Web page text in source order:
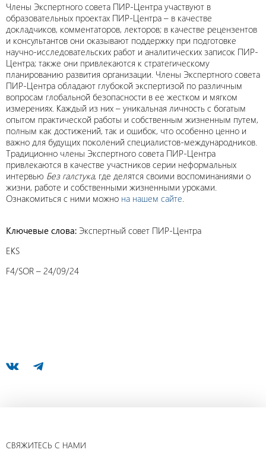
Члены Экспертного совета ПИР-Центра участвуют в
образовательных проектах ПИР-Центра – в качестве
докладчиков, комментаторов, лекторов; в качестве рецензентов
и консультантов они оказывают поддержку при подготовке
научно-исследовательских работ и аналитических записок ПИР-
Центра; также они привлекаются к стратегическому
планированию развития организации. Члены Экспертного совета
ПИР-Центра обладают глубокой экспертизой по различным
вопросам глобальной безопасности в ее жестком и мягком
измерениях. Каждый из них – уникальная личность с богатым
опытом практической работы и собственным жизненным путем,
полным как достижений, так и ошибок, что особенно ценно и
важно для будущих поколений специалистов-международников.
Традиционно члены Экспертного совета ПИР-Центра
привлекаются в качестве участников серии неформальных
интервью Без галстука, где делятся своими воспоминаниями о
жизни, работе и собственными жизненными уроками.
Ознакомиться с ними можно на нашем сайте.
Ключевые слова: Экспертный совет ПИР-Центра
EKS
F4/SOR – 24/09/24
СВЯЖИТЕСЬ С НАМИ